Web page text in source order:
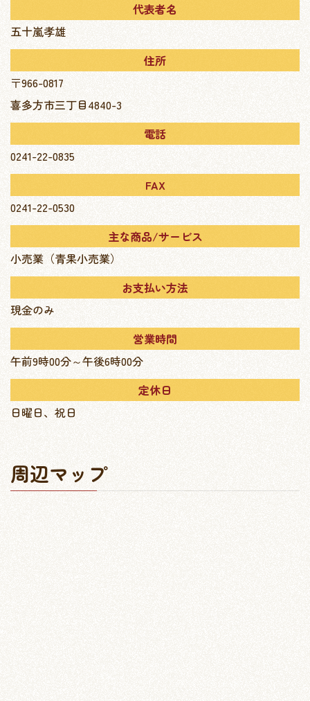
代表者名
五十嵐孝雄
住所
〒966-0817
喜多方市三丁目4840-3
電話
0241-22-0835
FAX
0241-22-0530
主な商品/サービス
小売業（青果小売業）
お支払い方法
現金のみ
営業時間
午前9時00分～午後6時00分
定休日
日曜日、祝日
周辺マップ